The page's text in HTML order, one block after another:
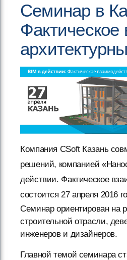
Семинар в
Компания CSoft Казань
решений, компанией
действии. Фактическое
состоится 27 апреля 2016
Семинар ориентирован на
строительной отрасли,
инженеров и дизайнеров.
Главной темой семинара